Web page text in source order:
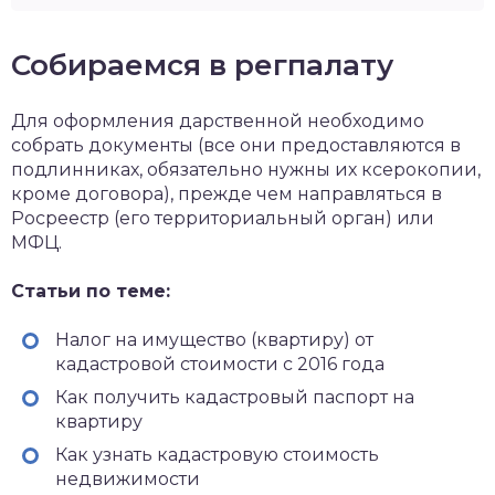
Собираемся в регпалату
Для оформления дарственной необходимо
собрать документы (все они предоставляются в
подлинниках, обязательно нужны их ксерокопии,
кроме договора), прежде чем направляться в
Росреестр (его территориальный орган) или
МФЦ.
Статьи по теме:
Налог на имущество (квартиру) от
кадастровой стоимости с 2016 года
Как получить кадастровый паспорт на
квартиру
Как узнать кадастровую стоимость
недвижимости